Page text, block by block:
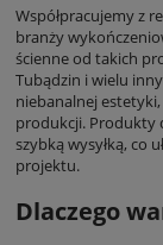
Współpracujemy z
branży
ścienne od takich
Tubądzin i wielu
niebanalnej
produkcji. Produkty
szybką wysyłką, co
projektu.
Dlaczego